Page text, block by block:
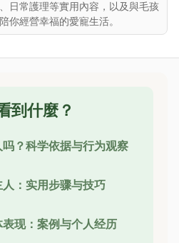
日常護理等實用內容，以及與毛孩
你經營幸福的愛寵生活。
到什麼？
？科学依据与行为观察
：实用步骤与技巧
现：案例与个人经历